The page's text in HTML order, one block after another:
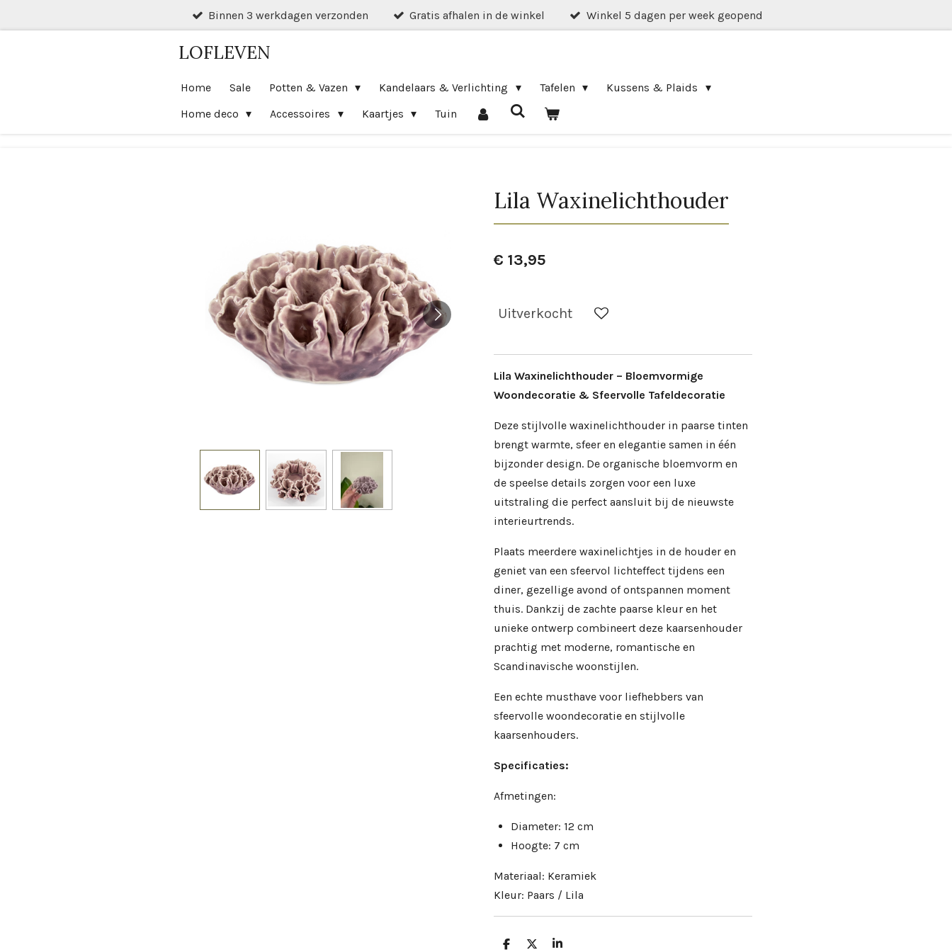
Binnen 3 werkdagen verzonden Gratis afhalen in de winkel Winkel 5 dagen per week geopend
LOFLEVEN
Home Sale Potten & Vazen Kandelaars & Verlichting Tafelen
Kussens & Plaids
Home deco
Accessoires Kaartjes Tuin
Lila Waxinelichthouder
€ 13,95
Uitverkocht
Lila Waxinelichthouder – Bloemvormige
Woondecoratie & Sfeervolle Tafeldecoratie
Deze stijlvolle waxinelichthouder in paarse tinten
brengt warmte, sfeer en elegantie samen in één
bijzonder design. De organische bloemvorm en
de speelse details zorgen voor een luxe
uitstraling die perfect aansluit bij de nieuwste
interieurtrends.
Plaats meerdere waxinelichtjes in de houder en
geniet van een sfeervol lichteffect tijdens een
diner, gezellige avond of ontspannen moment
thuis. Dankzij de zachte paarse kleur en het
unieke ontwerp combineert deze kaarsenhouder
prachtig met moderne, romantische en
Scandinavische woonstijlen.
Een echte musthave voor liefhebbers van
sfeervolle woondecoratie en stijlvolle
kaarsenhouders.
Specificaties:
Afmetingen:
Diameter: 12 cm
Hoogte: 7 cm
Materiaal: Keramiek
Kleur: Paars / Lila
D
D
S